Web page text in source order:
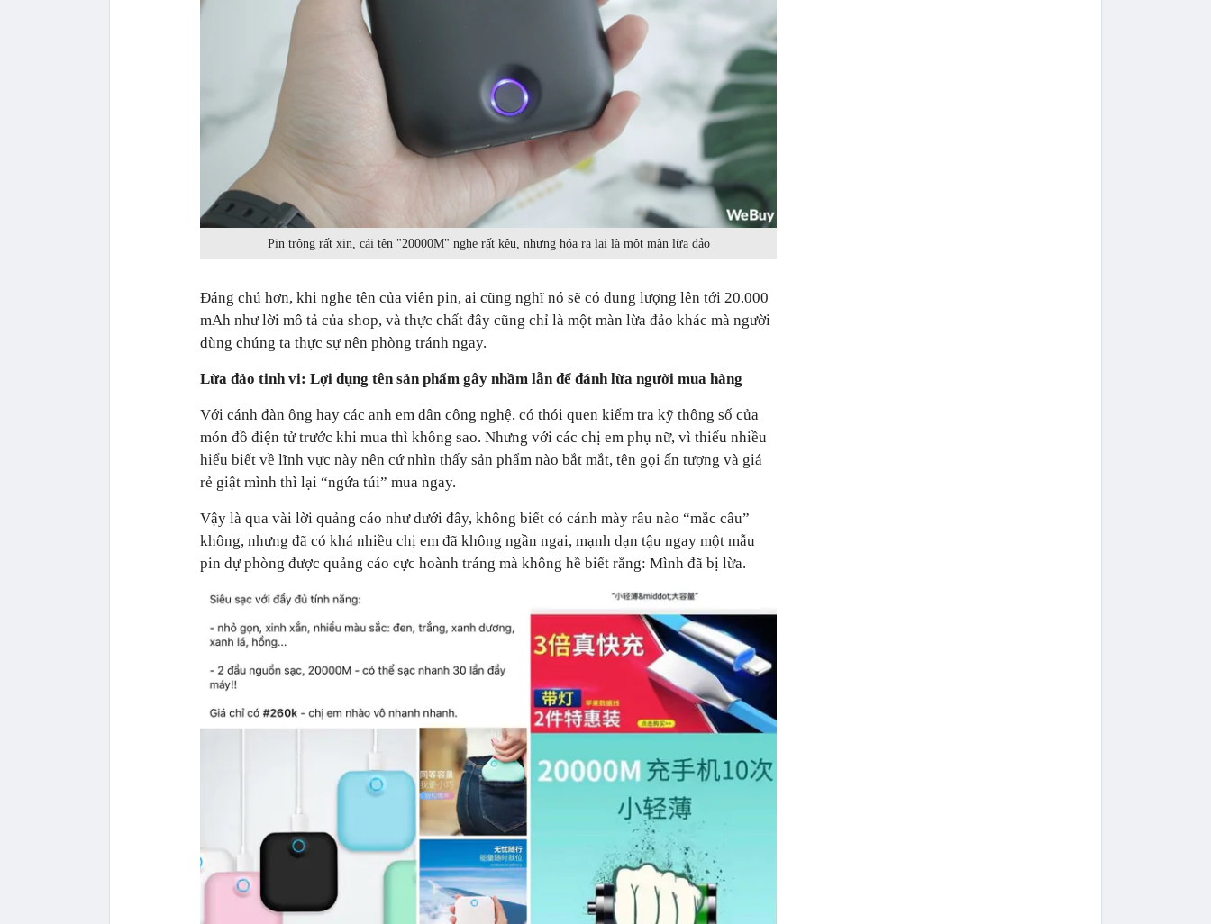
Pin trông rất xịn, cái tên "20000M" nghe rất kêu, nhưng hóa ra lại là một màn lừa đảo
Đáng chú hơn, khi nghe tên của viên pin, ai cũng nghĩ nó sẽ có dung lượng lên tới 20.000
mAh như lời mô tả của shop, và thực chất đây cũng chỉ là một màn lừa đảo khác mà người
dùng chúng ta thực sự nên phòng tránh ngay.
Lừa đảo tinh vi: Lợi dụng tên sản phẩm gây nhầm lẫn để đánh lừa người mua hàng
Với cánh đàn ông hay các anh em dân công nghệ, có thói quen kiểm tra kỹ thông số của
món đồ điện tử trước khi mua thì không sao. Nhưng với các chị em phụ nữ, vì thiếu nhiều
hiểu biết về lĩnh vực này nên cứ nhìn thấy sản phẩm nào bắt mắt, tên gọi ấn tượng và giá
rẻ giật mình thì lại “ngứa túi” mua ngay.
Vậy là qua vài lời quảng cáo như dưới đây, không biết có cánh mày râu nào “mắc câu”
không, nhưng đã có khá nhiều chị em đã không ngần ngại, mạnh dạn tậu ngay một mẫu
pin dự phòng được quảng cáo cực hoành tráng mà không hề biết rằng: Mình đã bị lừa.